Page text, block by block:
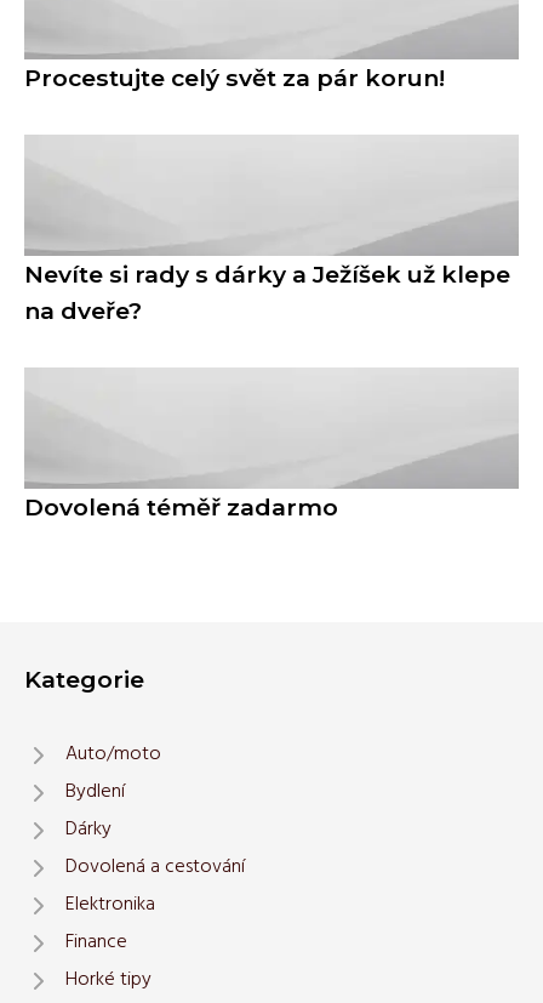
Procestujte celý svět za pár korun!
Nevíte si rady s dárky a Ježíšek už klepe
na dveře?
Dovolená téměř zadarmo
Kategorie
Auto/moto
Bydlení
Dárky
Dovolená a cestování
Elektronika
Finance
Horké tipy